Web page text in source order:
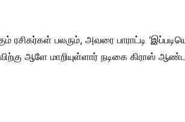
ரசிகர்கள் பலரும், அவரை பாராட்டி
ஆளே மாறியுள்ளார் நடிகை கிராஸ்